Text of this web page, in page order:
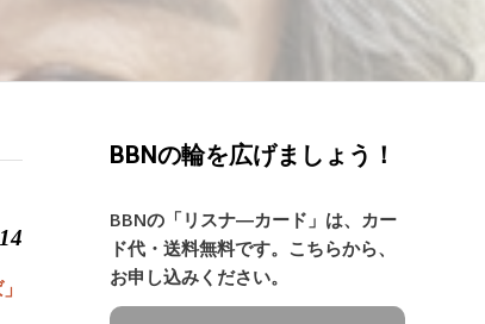
BBNの輪を広げましょう！
BBNの「リスナ―カード」は、カー
ド代・送料無料です。こちらから、
お申し込みください。